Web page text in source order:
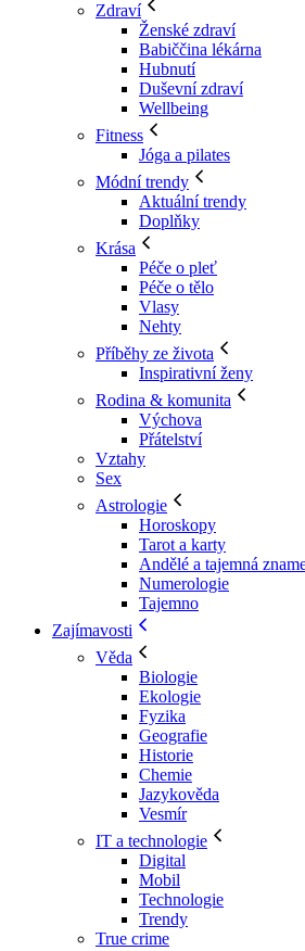
Zdraví
Ženské zdraví
Babiččina lékárna
Hubnutí
Duševní zdraví
Wellbeing
Fitness
Jóga a pilates
Módní trendy
Aktuální trendy
Doplňky
Krása
Péče o pleť
Péče o tělo
Vlasy
Nehty
Příběhy ze života
Inspirativní ženy
Rodina & komunita
Výchova
Přátelství
Vztahy
Sex
Astrologie
Horoskopy
Tarot a karty
Andělé a tajemná
Numerologie
Tajemno
Zajímavosti
Věda
Biologie
Ekologie
Fyzika
Geografie
Historie
Chemie
Jazykověda
Vesmír
IT a technologie
Digital
Mobil
Technologie
Trendy
True crime